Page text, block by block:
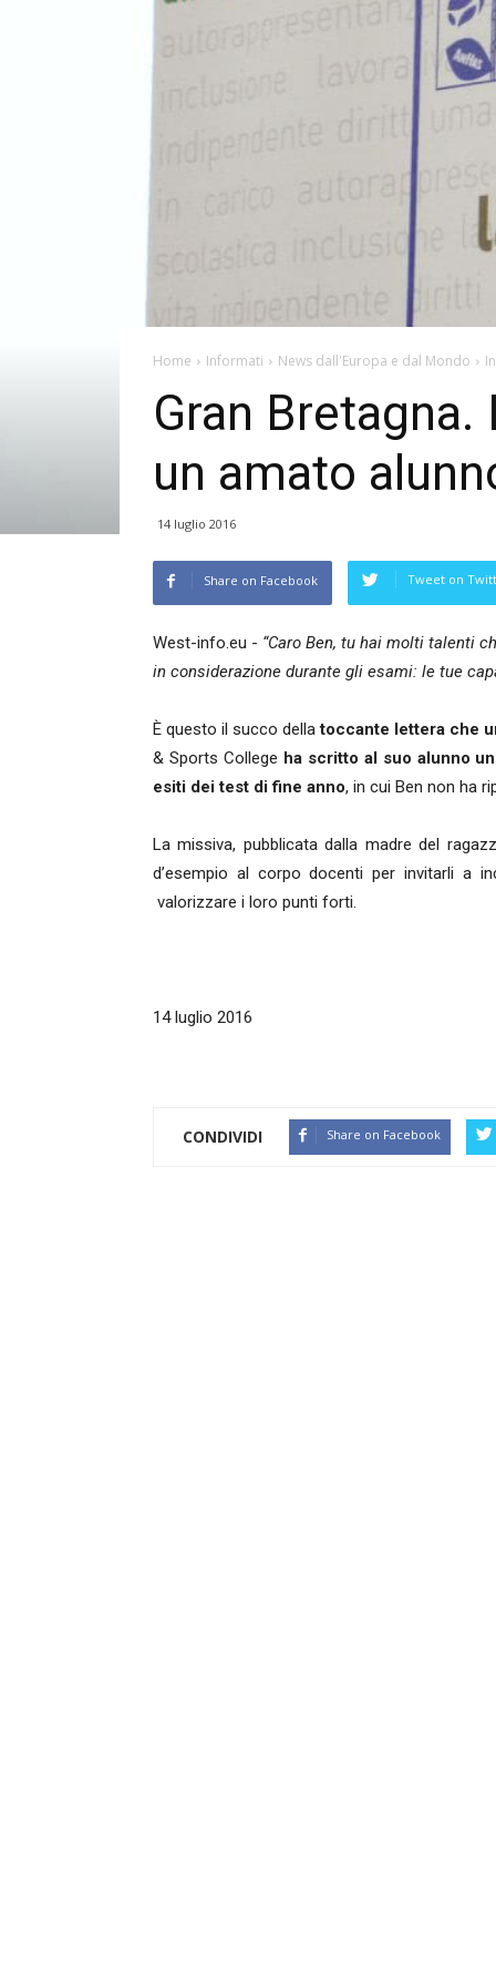
Home Informati News dall'Europa e dal Mondo
Gran
un amato
14 luglio 2016
Share on Facebook Tweet on
West-info.eu - “Caro Ben, tu hai molti talenti
in considerazione durante gli esami: le tue
È questo il succo dellatoccante lettera che
& Sports College ha scritto al suo alunno
esiti dei test di fine anno, in cui Ben non ha
La missiva, pubblicata dalla madre del
d’esempio al corpo docenti per invitarli a
valorizzare i loro punti forti.
14 luglio 2016
CONDIVIDI Share on Facebook